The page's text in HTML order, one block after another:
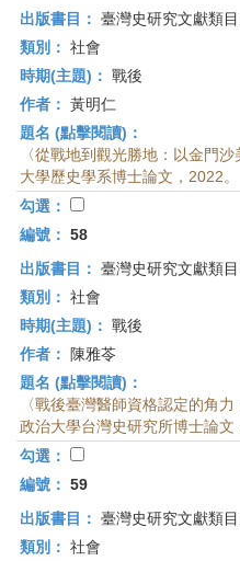
出版書目： 臺灣史研究文獻類
類別： 社會
時期(主題)： 戰後
作者： 黃明仁
題名 (點擊閱讀)：
〈從戰地到觀光勝地：以金門
大學歷史學系博士論文，2022。
勾選：
編號： 58
出版書目： 臺灣史研究文獻類
類別： 社會
時期(主題)： 戰後
作者：
陳雅苓
題名 (點擊閱讀)：
〈戰後臺灣醫師資格認定的角
政治大學台灣史研究所博士論文
勾選：
編號： 59
出版書目： 臺灣史研究文獻類
類別： 社會